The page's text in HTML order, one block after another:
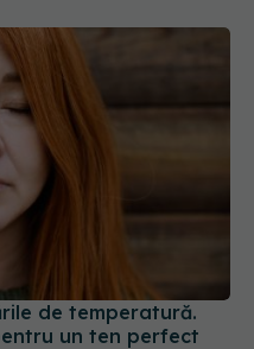
de temperatură.
un ten perfect